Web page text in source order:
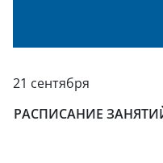
21 сентября
РАСПИСАНИЕ